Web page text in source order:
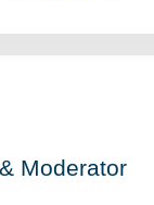
Moderator